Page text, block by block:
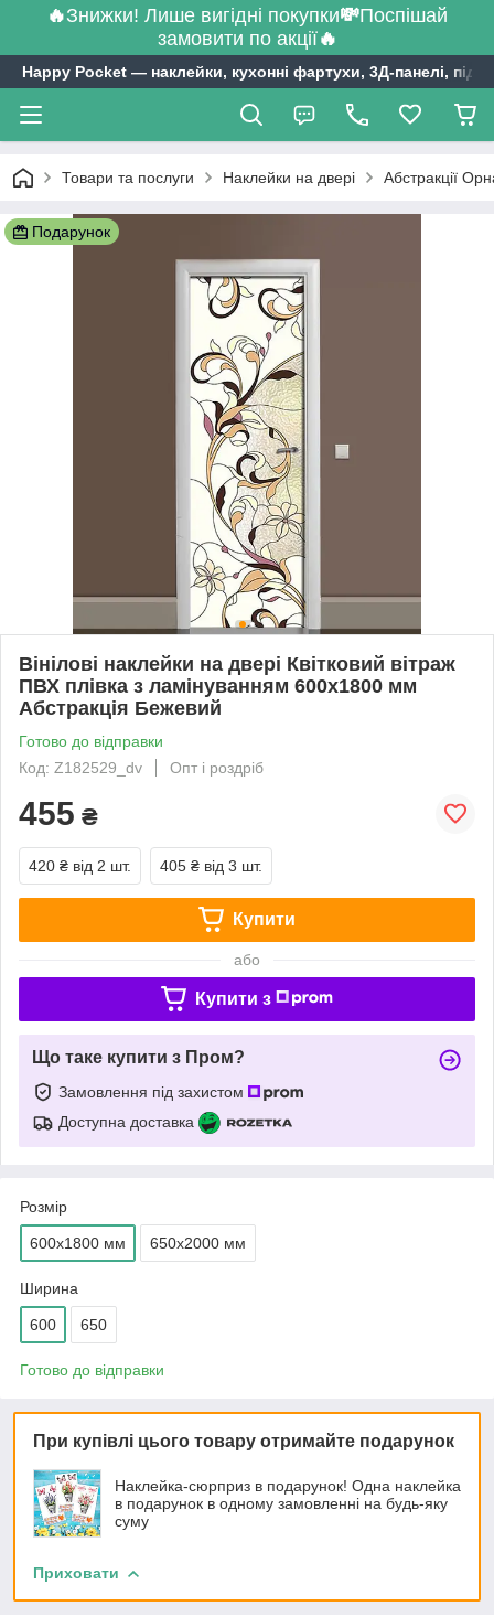
🔥Знижки! Лише вигідні покупки💸Поспішай
замовити по акції🔥
Happy Pocket ― наклейки, кухонні фартухи, 3Д-панелі,
Товари та послуги Наклейки на двері Абстракції
Подарунок
Вінілові наклейки на двері Квітковий вітраж
ПВХ плівка з ламінуванням 600х1800 мм
Абстракція Бежевий
Готово до відправки
Код: Z182529_dv
Опт і роздріб
455 ₴
420 ₴ від 2 шт. 405 ₴ від 3 шт.
Купити
або
Купити з
Що таке купити з Пром?
Замовлення під захистом
Доступна доставка
Розмір
600х1800 мм 650х2000 мм
Ширина
600 650
Готово до відправки
При купівлі цього товару отримайте подарунок
Наклейка-сюрприз в подарунок! Одна наклейка
в подарунок в одному замовленні на будь-яку
суму
Приховати